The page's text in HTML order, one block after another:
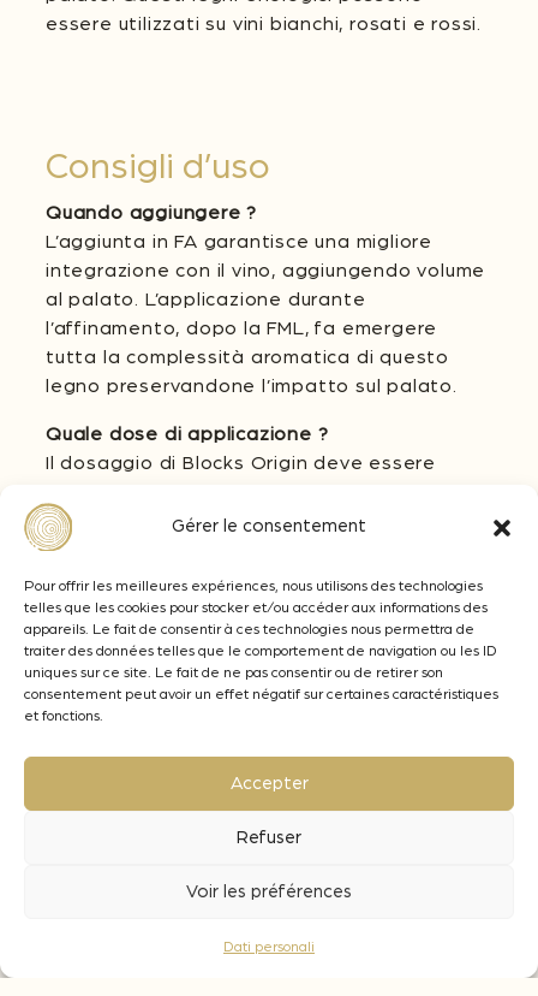
Gérer le consentement
Pour offrir les meilleures expériences, nous utilisons des technologies
telles que les cookies pour stocker et/ou accéder aux informations des
appareils. Le fait de consentir à ces technologies nous permettra de
traiter des données telles que le comportement de navigation ou les ID
uniques sur ce site. Le fait de ne pas consentir ou de retirer son
consentement peut avoir un effet négatif sur certaines caractéristiques
et fonctions.
Accepter
Refuser
Voir les préférences
Dati personali
essere utilizzati su vini bianchi, rosati e rossi.
Consigli d’uso
Quando aggiungere ?
L’aggiunta in FA garantisce una migliore
integrazione con il vino, aggiungendo volume
al palato. L’applicazione durante
l’affinamento, dopo la FML, fa emergere
tutta la complessità aromatica di questo
legno preservandone l’impatto sul palato.
Quale dose di applicazione ?
Il dosaggio di Blocks Origin deve essere
g/L su vini rossi e tra 1 e 4 g/L su vini bianchi
et rosati.
Quale tempo di contatto per questi Blocks ?
Fermentazione : il periodo di vinificazione,
con un periodo di affinamento da 2 a 4 mesi.
Affinamento : da 2 a 4 mesi, da adattare in
base all’obiettivo organolettico ricercato.
Note aromatiche